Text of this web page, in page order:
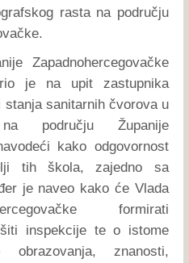
rasta na području
Zapadnohercegovačke
je na upit zastupnika
sanitarnih čvorova u
području Županije
kako odgovornost
tih škola, zajedno sa
je naveo kako će Vlada
formirati
inspekcije te o istome
obrazovanja, znanosti,